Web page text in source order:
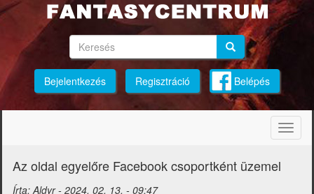
Ugrás
tartalomra
Keresés Keresés
Bejelentkezés Regisztráció Belépés
Az oldal egyelőre Facebook csoportként üzemel
Írta:Aldyr- 2024. 02. 13. - 09:47